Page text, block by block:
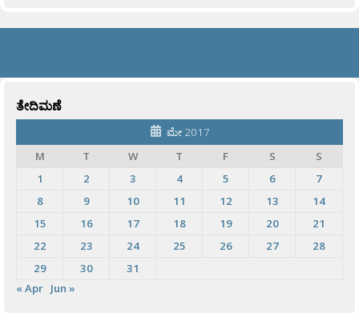
ತೇದಿಮಣೆ
ಮೇ 2017
M
T W T F S
S
1
2 3 4 5 6
7
8
9 10 11 12 13
14
15
16 17 18 19 20
21
22
23 24 25 26 27
28
29
30
31
« Apr Jun »